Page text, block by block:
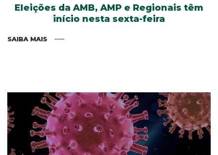
Eleições da AMB, AMP e Regionais têm
início nesta sexta-feira
SAIBA MAIS